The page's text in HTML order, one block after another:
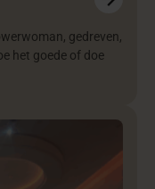
gedreven,
het goede of doe